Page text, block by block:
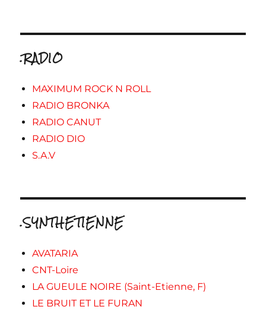
.RADIO
MAXIMUM ROCK N ROLL
RADIO BRONKA
RADIO CANUT
RADIO DIO
S.A.V
.SYNTHETIENNE
AVATARIA
CNT-Loire
LA GUEULE NOIRE (Saint-Etienne, F)
LE BRUIT ET LE FURAN